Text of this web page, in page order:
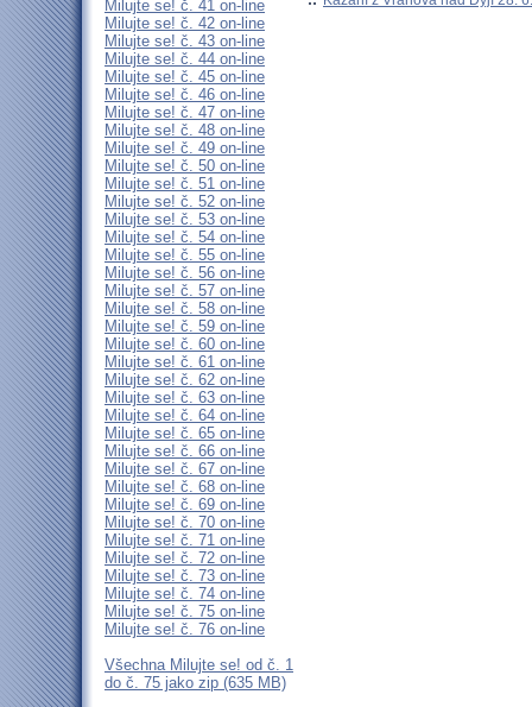
Milujte se! č. 41 on-line
Milujte se! č. 42 on-line
Milujte se! č. 43 on-line
Milujte se! č. 44 on-line
Milujte se! č. 45 on-line
Milujte se! č. 46 on-line
Milujte se! č. 47 on-line
Milujte se! č. 48 on-line
Milujte se! č. 49 on-line
Milujte se! č. 50 on-line
Milujte se! č. 51 on-line
Milujte se! č. 52 on-line
Milujte se! č. 53 on-line
Milujte se! č. 54 on-line
Milujte se! č. 55 on-line
Milujte se! č. 56 on-line
Milujte se! č. 57 on-line
Milujte se! č. 58 on-line
Milujte se! č. 59 on-line
Milujte se! č. 60 on-line
Milujte se! č. 61 on-line
Milujte se! č. 62 on-line
Milujte se! č. 63 on-line
Milujte se! č. 64 on-line
Milujte se! č. 65 on-line
Milujte se! č. 66 on-line
Milujte se! č. 67 on-line
Milujte se! č. 68 on-line
Milujte se! č. 69 on-line
Milujte se! č. 70 on-line
Milujte se! č. 71 on-line
Milujte se! č. 72 on-line
Milujte se! č. 73 on-line
Milujte se! č. 74 on-line
Milujte se! č. 75 on-line
Milujte se! č. 76 on-line
Všechna Milujte se! od č. 1
do č. 75 jako zip (635 MB)